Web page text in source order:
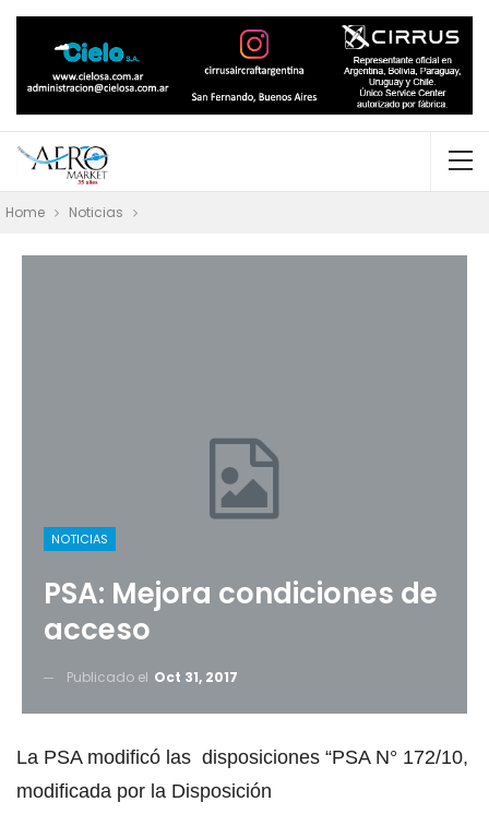
Home Noticias
NOTICIAS
PSA: Mejora condiciones de
acceso
Publicado el Oct 31, 2017
La PSA modificó las disposiciones “PSA N° 172/10,
modificada por la Disposición